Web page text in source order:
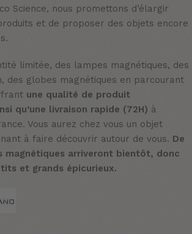
Science, nous promettons d’élargir
et de proposer des objets encore
limitée, des lampes magnétiques, des
des globes magnétiques en parcourant
une qualité de produit
qu’une livraison rapide (72H) à
Vous aurez chez vous un objet
à faire découvrir autour de vous. De
magnétiques arriveront bientôt, donc
et grands épicurieux.